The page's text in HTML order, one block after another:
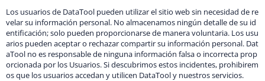
Los usuarios de DataTool pueden utilizar el sitio web sin necesidad de re
velar su información personal. No almacenamos ningún detalle de su id
entificación; solo pueden proporcionarse de manera voluntaria. Los usu
arios pueden aceptar o rechazar compartir su información personal. Dat
aTool no es responsable de ninguna información falsa o incorrecta prop
orcionada por los Usuarios. Si descubrimos estos incidentes, prohibirem
os que los usuarios accedan y utilicen DataTool y nuestros servicios.